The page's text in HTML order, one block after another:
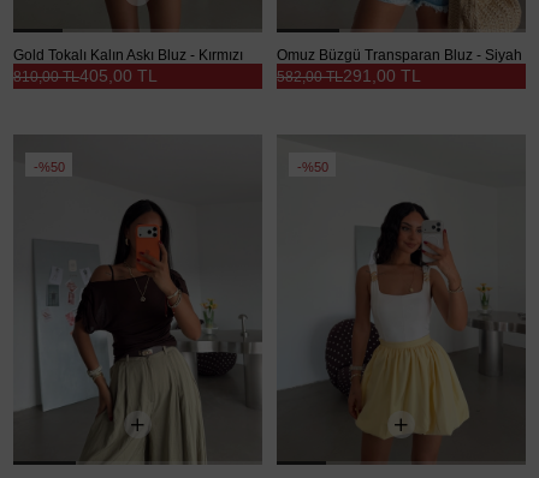
Gold Tokalı Kalın Askı Bluz - Kırmızı
405,00 TL
810,00 TL
Omuz Büzgü Transparan Bluz - Siyah
291,00 TL
582,00 TL
%50 %50